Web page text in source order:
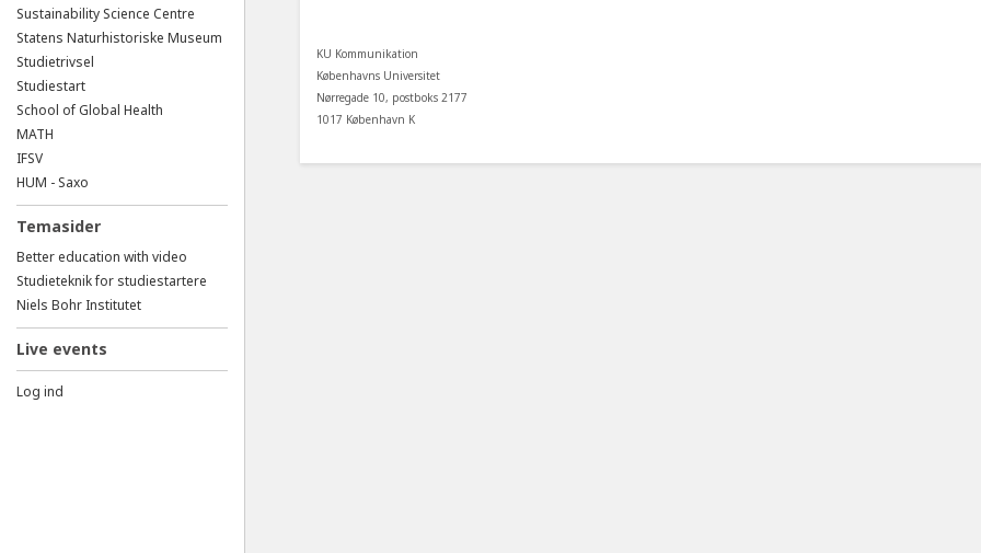
Sustainability Science Centre
Statens Naturhistoriske Museum
Studietrivsel
Studiestart
School of Global Health
MATH
IFSV
HUM - Saxo
Temasider
Better education with video
Studieteknik for studiestartere
Niels Bohr Institutet
Live events
Log ind
KU Kommunikation
Københavns Universitet
Nørregade 10, postboks 2177
1017 København K